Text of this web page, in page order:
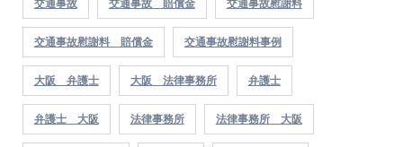
交通事故 交通事故 賠償金 交通事故慰謝料
交通事故慰謝料 賠償金 交通事故慰謝料事例
大阪 弁護士 大阪 法律事務所 弁護士
弁護士 大阪 法律事務所 法律事務所 大阪